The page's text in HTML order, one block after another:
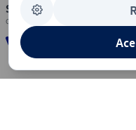
Segurança